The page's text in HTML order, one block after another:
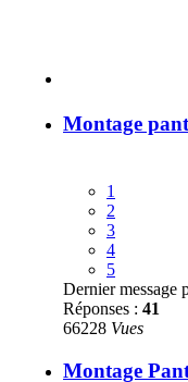
Montage
1
2
3
4
5
Dernier message
Réponses : 41
66228 Vues
Montage